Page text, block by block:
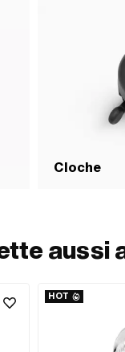
Cloche
aussi
HOT